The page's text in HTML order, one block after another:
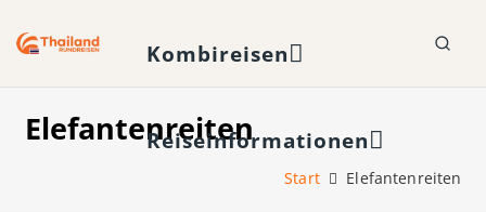
Kombireisen
Reiseinformationen
Elefantenreiten
Start Elefantenreiten